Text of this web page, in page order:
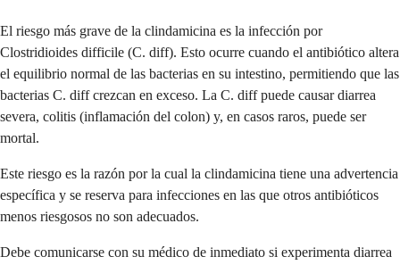
El riesgo más grave de la clindamicina es la infección por
Clostridioides difficile (C. diff). Esto ocurre cuando el antibiótico altera
el equilibrio normal de las bacterias en su intestino, permitiendo que las
bacterias C. diff crezcan en exceso. La C. diff puede causar diarrea
severa, colitis (inflamación del colon) y, en casos raros, puede ser
mortal.
Este riesgo es la razón por la cual la clindamicina tiene una advertencia
específica y se reserva para infecciones en las que otros antibióticos
menos riesgosos no son adecuados.
Debe comunicarse con su médico de inmediato si experimenta diarrea